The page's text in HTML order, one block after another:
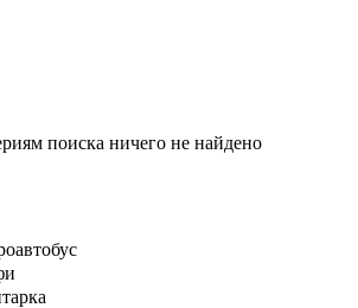
поиска ничего не найдено